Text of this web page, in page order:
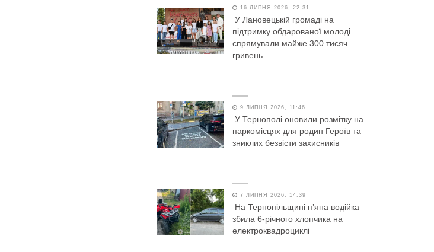
16 ЛИПНЯ 2026, 22:31
У Лановецькій громаді на
підтримку обдарованої молоді
спрямували майже 300 тисяч
гривень
9 ЛИПНЯ 2026, 11:46
У Тернополі оновили розмітку на
паркомісцях для родин Героїв та
зниклих безвісти захисників
7 ЛИПНЯ 2026, 14:39
На Тернопільщині п’яна водійка
збила 6-річного хлопчика на
електроквадроциклі